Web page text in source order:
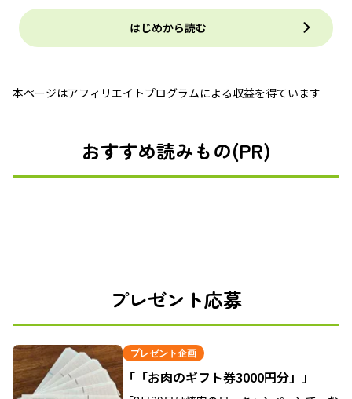
はじめから読む
本ページはアフィリエイトプログラムによる収益を得ています
おすすめ読みもの(PR)
プレゼント応募
プレゼント企画
「「お肉のギフト券3000円分」」